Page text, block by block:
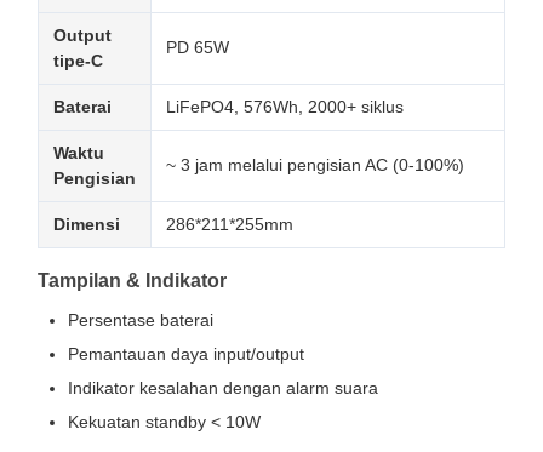
Output
tipe-C
PD 65W
Baterai LiFePO4, 576Wh, 2000+ siklus
Waktu
Pengisian
~ 3 jam melalui pengisian AC (0-100%)
Dimensi 286*211*255mm
Tampilan & Indikator
Persentase baterai
Pemantauan daya input/output
Indikator kesalahan dengan alarm suara
Kekuatan standby < 10W